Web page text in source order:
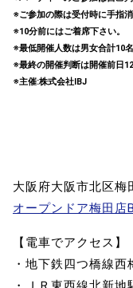
※ご参加の際は受付時に手指
※10分前にはご着席下さい。
※最低開催人数は男女合計10
※最終の開催判断は開催前日
※主催:株式会社IBJ
大阪府大阪市北区
オープンドア梅田店
【電車でアクセス】
・地下鉄四つ橋線